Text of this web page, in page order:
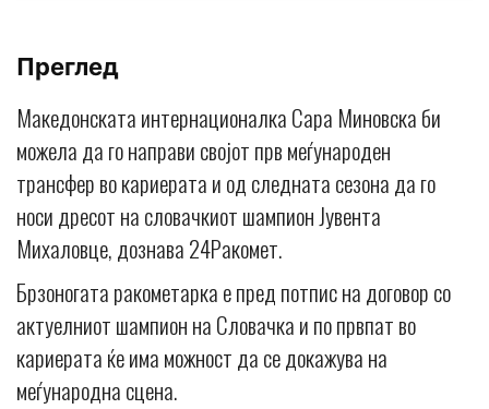
Преглед
Македонската интернационалка Сара Миновска би
можела да го направи својот прв меѓународен
трансфер во кариерата и од следната сезона да го
носи дресот на словачкиот шампион Јувента
Михаловце, дознава 24Ракомет.
Брзоногата ракометарка е пред потпис на договор со
актуелниот шампион на Словачка и по првпат во
кариерата ќе има можност да се докажува на
меѓународна сцена.